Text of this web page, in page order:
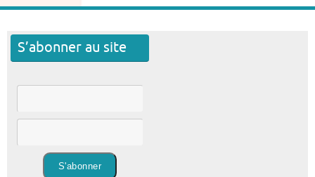
S’abonner au site